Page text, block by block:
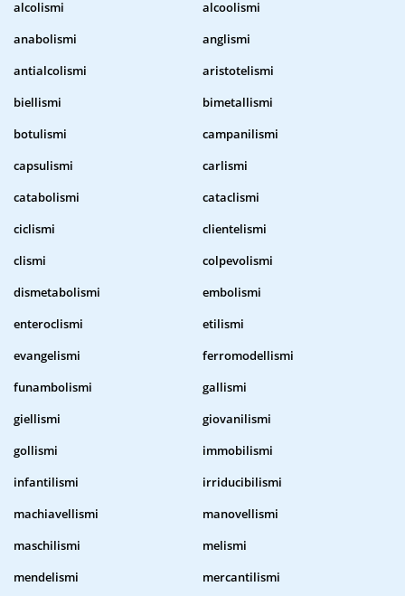
alcolismi
alcoolismi
anabolismi
anglismi
antialcolismi
aristotelismi
biellismi
bimetallismi
botulismi
campanilismi
capsulismi
carlismi
catabolismi
cataclismi
ciclismi
clientelismi
clismi
colpevolismi
dismetabolismi
embolismi
enteroclismi
etilismi
evangelismi
ferromodellismi
funambolismi
gallismi
giellismi
giovanilismi
gollismi
immobilismi
infantilismi
irriducibilismi
machiavellismi
manovellismi
maschilismi
melismi
mendelismi
mercantilismi